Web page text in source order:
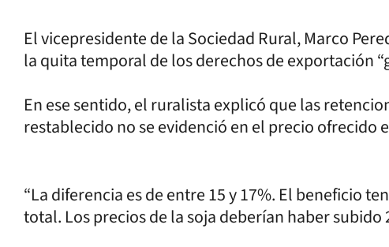
El vicepresidente de la Sociedad Rural, Marco
la quita temporal de los derechos de exportación
En ese sentido, el ruralista explicó que las
restablecido no se evidenció en el precio ofrecido
“La diferencia es de entre 15 y 17%. El beneficio
total. Los precios de la soja deberían haber subido